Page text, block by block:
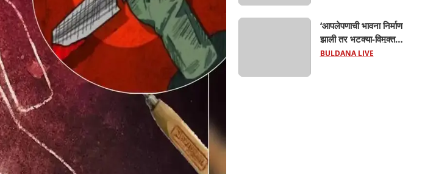
शोककळा
‘आपलेपणाची भावना निर्माण
झाली तर भटक्या-विमुक्त
समाजाचा उत्कर्ष दूर नाही’; ही
BULDANA LIVE